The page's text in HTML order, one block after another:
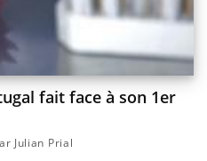
fait face à son 1er
Julian Prial